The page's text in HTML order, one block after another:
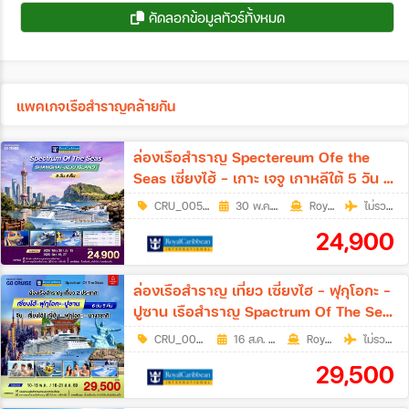
คัดลอกข้อมูลทัวร์ทั้งหมด
แพคเกจเรือสำราญคล้ายกัน
ล่องเรือสำราญ Spectereum Ofe the
Seas เซี่ยงไฮ้ - เกาะ เจจู เกาหลีใต้ 5 วัน 4
คืน (Cruise Only)
CRU_0058 5 วัน 4 คืน
30 พ.ค. 69 - 27 ก.ย. 69 RoyalCaribbean ไม่รวมตั๋วเครื่องบิน
24,900
ล่องเรือสำราญ เที่ยว เซี่ยงไฮ - ฟุกุโอกะ -
ปูซาน เรือสำราญ Spactrum Of The Sea
6วัน 5คืน (Cruise Only)
CRU_0059 6วัน 5คืน
16 ส.ค. 69 - 21 ส.ค. 69 RoyalCaribbean ไม่รวมตั๋วเครื่องบิน
29,500